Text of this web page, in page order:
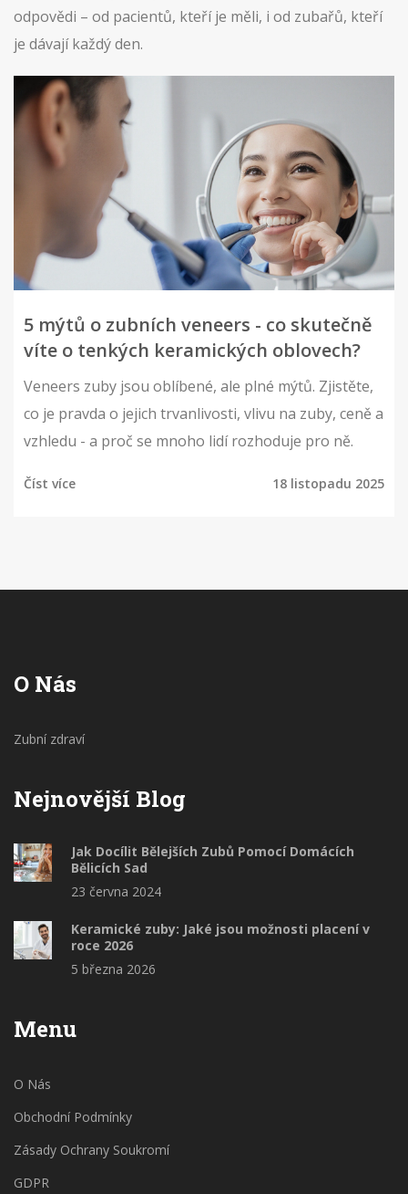
odpovědi – od pacientů, kteří je měli, i od zubařů, kteří
je dávají každý den.
5 mýtů o zubních veneers - co skutečně
víte o tenkých keramických oblovech?
Veneers zuby jsou oblíbené, ale plné mýtů. Zjistěte,
co je pravda o jejich trvanlivosti, vlivu na zuby, ceně a
vzhledu - a proč se mnoho lidí rozhoduje pro ně.
Číst více 18 listopadu 2025
O Nás
Zubní zdraví
Nejnovější Blog
Jak Docílit Bělejších Zubů Pomocí Domácích
Bělicích Sad
23 června 2024
Keramické zuby: Jaké jsou možnosti placení v
roce 2026
5 března 2026
Menu
O Nás
Obchodní Podmínky
Zásady Ochrany Soukromí
GDPR